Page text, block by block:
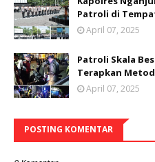
Patroli di
April 07, 2025
Patroli Skala
Terapkan
April 07, 2025
POSTING KOMENTAR